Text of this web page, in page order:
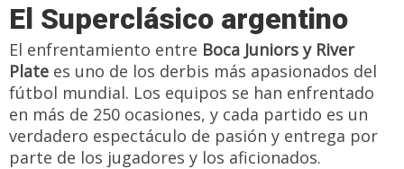
El Superclásico argentino
El enfrentamiento entre Boca Juniors y River
Plate es uno de los derbis más apasionados del
fútbol mundial. Los equipos se han enfrentado
en más de 250 ocasiones, y cada partido es un
verdadero espectáculo de pasión y entrega por
parte de los jugadores y los aficionados.